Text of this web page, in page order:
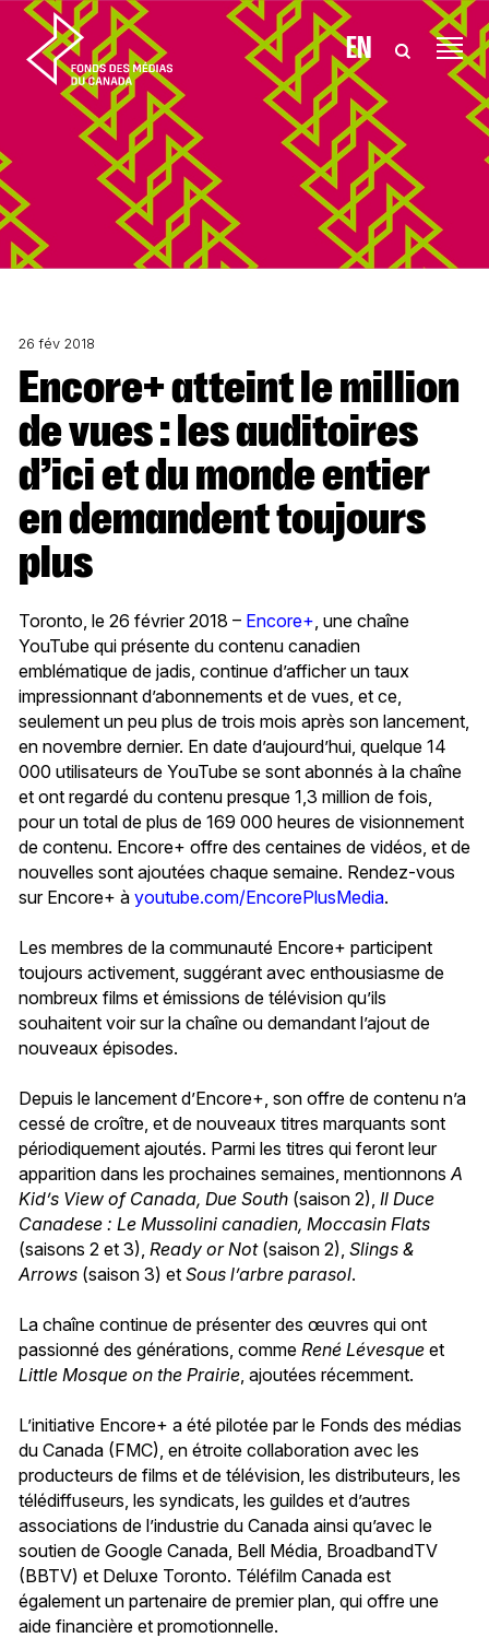
Aller au contenu EN
26 fév 2018
Encore+ atteint le million
de vues : les auditoires
d’ici et du monde entier
en demandent toujours
plus
Toronto, le 26 février 2018 – Encore+ , une chaîne
YouTube qui présente du contenu canadien
emblématique de jadis, continue d’afficher un taux
impressionnant d’abonnements et de vues, et ce,
seulement un peu plus de trois mois après son lancement,
en novembre dernier. En date d’aujourd’hui, quelque 14
000 utilisateurs de YouTube se sont abonnés à la chaîne
et ont regardé du contenu presque 1,3 million de fois,
pour un total de plus de 169 000 heures de visionnement
de contenu. Encore+ offre des centaines de vidéos, et de
nouvelles sont ajoutées chaque semaine. Rendez-vous
sur Encore+ à youtube.com/EncorePlusMedia.
Les membres de la communauté Encore+ participent
toujours activement, suggérant avec enthousiasme de
nombreux films et émissions de télévision qu’ils
souhaitent voir sur la chaîne ou demandant l’ajout de
nouveaux épisodes.
Depuis le lancement d’Encore+, son offre de contenu n’a
cessé de croître, et de nouveaux titres marquants sont
périodiquement ajoutés. Parmi les titres qui feront leur
apparition dans les prochaines semaines, mentionnons A
Kid’s View of Canada, Due South (saison 2), Il Duce
Canadese : Le Mussolini canadien, Moccasin Flats
(saisons 2 et 3), Ready or Not(saison 2), Slings &
Arrows (saison 3) et Sous l’arbre parasol.
La chaîne continue de présenter des œuvres qui ont
passionné des générations, comme René Lévesque et
Little Mosque on the Prairie , ajoutées récemment.
L’initiative Encore+ a été pilotée par le Fonds des médias
du Canada (FMC), en étroite collaboration avec les
producteurs de films et de télévision, les distributeurs, les
télédiffuseurs, les syndicats, les guildes et d’autres
associations de l’industrie du Canada ainsi qu’avec le
soutien de Google Canada, Bell Média, BroadbandTV
(BBTV) et Deluxe Toronto. Téléfilm Canada est
également un partenaire de premier plan, qui offre une
aide financière et promotionnelle.